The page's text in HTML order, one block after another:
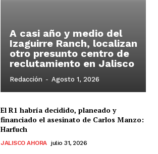
A casi año y medio del
Izaguirre Ranch, localizan
otro presunto centro de
reclutamiento en Jalisco
Redacción - Agosto 1, 2026
El R1 habría decidido, planeado y
financiado el asesinato de Carlos Manzo:
Harfuch
JALISCO AHORA julio 31, 2026